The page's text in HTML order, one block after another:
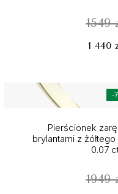
1549
1 440
-
Pierścionek
brylantami z żółtego
0.07
1949